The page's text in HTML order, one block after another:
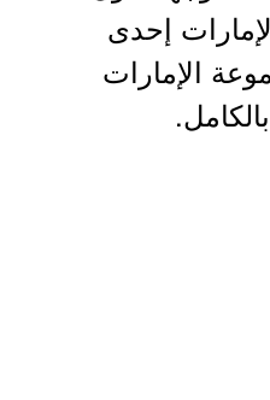
إحدى
الإمارات